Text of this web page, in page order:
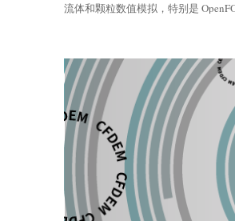
流体和颗粒数值模拟，特别是